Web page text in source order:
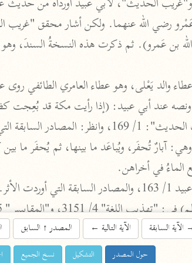
اشترك لتصلك أخبار مشاريعنا
راسلنا •تليجرام •تويتر
تعليمات•عن الباحث القرآني
أندرويد
أيفون
تطوير
رعاية
التي أوردت الأثر.
الماءُ في أخراهن.
الأثر.
5/ 184 - 185، و"اللسان" 7/ 3886 وما بعدها.
والمثبت من مصادر البيت التالية.
الآية السابقة الآية التالية ← المصدر↑السابق
حول المصدر التشكيل نسخ الجميع